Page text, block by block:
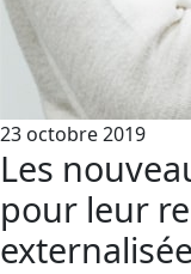
23 octobre 2019
Les
pour leur
externalisée